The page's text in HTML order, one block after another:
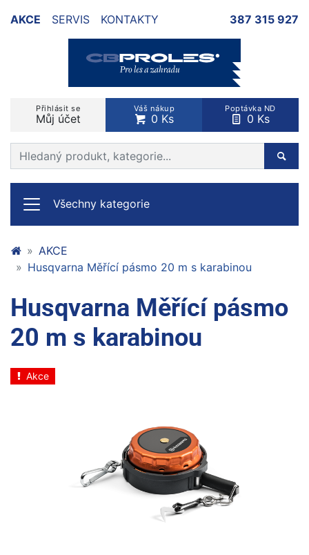
AKCE SERVIS KONTAKTY 387 315 927
Přihlásit se
Můj účet
Váš nákup
0 Ks
Poptávka ND
0 Ks
Prohledat web
Všechny kategorie
AKCE
Husqvarna Měřící pásmo 20 m s karabinou
Husqvarna Měřící pásmo
20 m s karabinou
Akce